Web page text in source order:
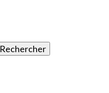
Rechercher